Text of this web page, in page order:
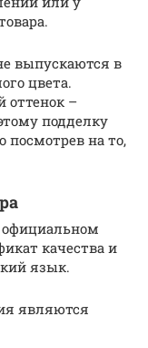
выпускаются в
цвета.
оттенок –
подделку
посмотрев на то,
официальном
качества и
язык.
являются